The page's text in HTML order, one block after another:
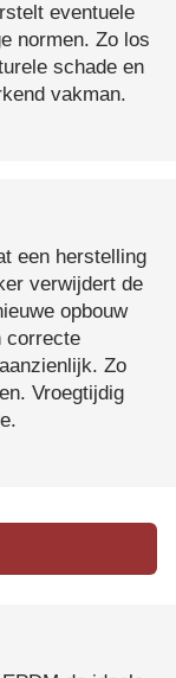
eventuele
normen. Zo los
schade en
vakman.
een herstelling
verwijdert de
opbouw
correcte
Zo
Vroegtijdig